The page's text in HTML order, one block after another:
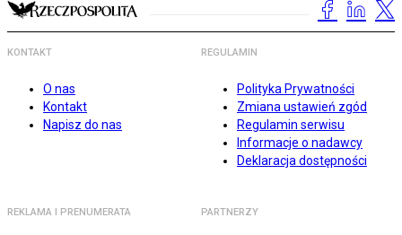
KONTAKT
O nas
Kontakt
Napisz do nas
REGULAMIN
Polityka Prywatności
Zmiana ustawień zgód
Regulamin serwisu
Informacje o nadawcy
Deklaracja dostępności
REKLAMA I PRENUMERATA PARTNERZY